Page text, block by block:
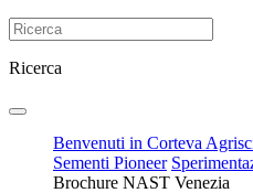
Ricerca
Benvenuti in Corteva
Sementi Pioneer
Brochure NAST Venezia